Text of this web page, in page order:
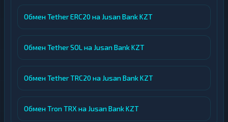
Обмен Tether ERC20 на Jusan Bank KZT
Обмен Tether SOL на Jusan Bank KZT
Обмен Tether TRC20 на Jusan Bank KZT
Обмен Tron TRX на Jusan Bank KZT